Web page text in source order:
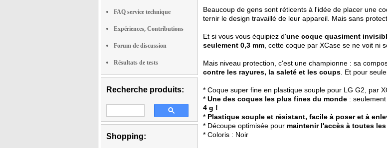
FAQ service technique
Expériences, Contributions
Forum de discussion
Résultats de tests
Recherche produits:
Shopping:
Beaucoup de gens sont réticents à l'idée de placer une
ternir le design travaillé de leur appareil. Mais sans
Et si vous vous équipiez d'une coque quasiment
seulement 0,3 mm , cette coque par XCase se ne voit ni
Mais niveau protection, c'est une championne : sa
contre les rayures, la saleté et les coups . Et pour
* Coque super fine en plastique souple pour LG G2, par
* Une des coques les plus fines du monde :
4 g !
* Plastique souple et résistant, facile à poser et à
* Découpe optimisée pour maintenir l'accès à toutes
* Coloris : Noir